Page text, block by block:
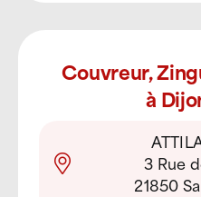
Couvreur,
à
3 Rue
21850